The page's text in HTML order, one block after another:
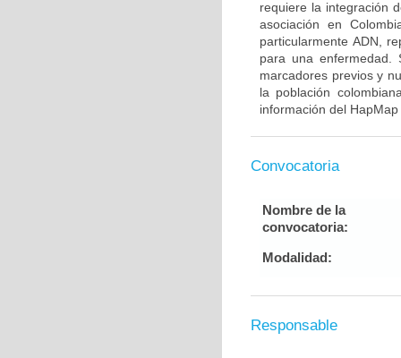
requiere la integración
asociación en
particularmente ADN,
para una enfermedad.
marcadores previos y
la población
información del
Convocatoria
Nombre de la
convocatoria:
Modalidad:
Responsable